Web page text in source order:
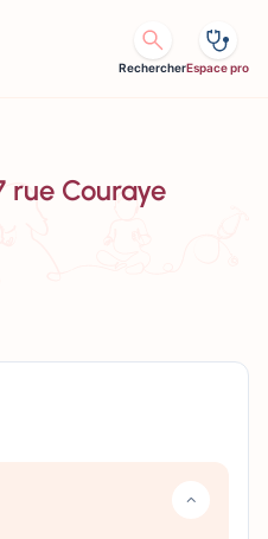
RechercherEspace pro
rue Couraye